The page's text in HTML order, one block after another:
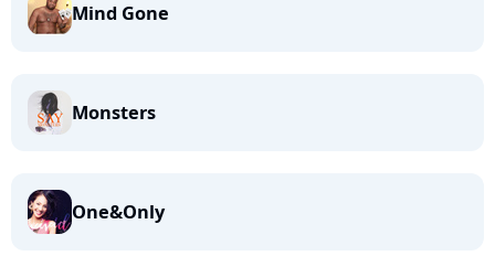
Mind Gone
Monsters
One&Only